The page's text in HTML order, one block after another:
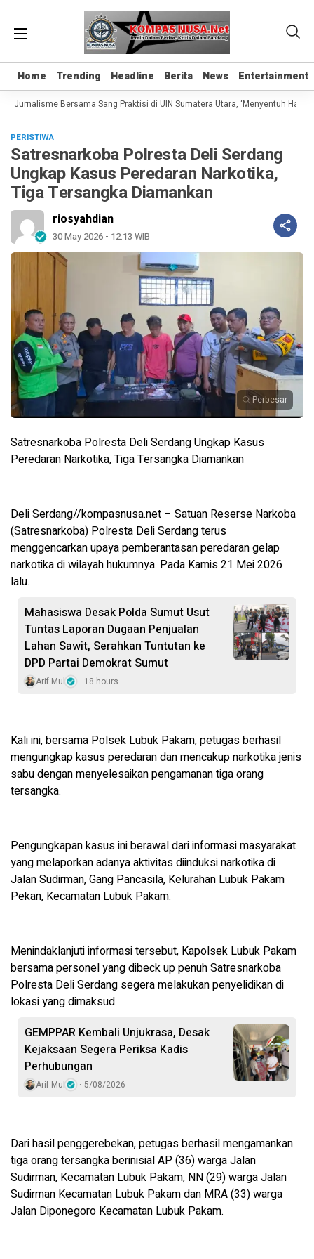
Home Trending Headline Berita News Entertainment
Home Trending Headline Berita News Entertainment
Jurnalisme Bersama Sang Praktisi di UIN Sumatera Utara, ‘Menyentuh Hati
PERISTIWA
Satresnarkoba Polresta Deli Serdang
Ungkap Kasus Peredaran Narkotika,
Tiga Tersangka Diamankan
riosyahdian
30 May 2026 - 12:13 WIB
Perbesar
Satresnarkoba Polresta Deli Serdang Ungkap Kasus
Peredaran Narkotika, Tiga Tersangka Diamankan
Deli Serdang//kompasnusa.net – Satuan Reserse Narkoba
(Satresnarkoba) Polresta Deli Serdang terus
menggencarkan upaya pemberantasan peredaran gelap
narkotika di wilayah hukumnya. Pada Kamis 21 Mei 2026
lalu.
Mahasiswa Desak Polda Sumut Usut
Tuntas Laporan Dugaan Penjualan
Lahan Sawit, Serahkan Tuntutan ke
DPD Partai Demokrat Sumut
Arif Mul 18 hours
Kali ini, bersama Polsek Lubuk Pakam, petugas berhasil
mengungkap kasus peredaran dan mencakup narkotika jenis
sabu dengan menyelesaikan pengamanan tiga orang
tersangka.
Pengungkapan kasus ini berawal dari informasi masyarakat
yang melaporkan adanya aktivitas diinduksi narkotika di
Jalan Sudirman, Gang Pancasila, Kelurahan Lubuk Pakam
Pekan, Kecamatan Lubuk Pakam.
Menindaklanjuti informasi tersebut, Kapolsek Lubuk Pakam
bersama personel yang dibeck up penuh Satresnarkoba
Polresta Deli Serdang segera melakukan penyelidikan di
lokasi yang dimaksud.
GEMPPAR Kembali Unjukrasa, Desak
Kejaksaan Segera Periksa Kadis
Perhubungan
Arif Mul 5/08/2026
Dari hasil penggerebekan, petugas berhasil mengamankan
tiga orang tersangka berinisial AP (36) warga Jalan
Sudirman, Kecamatan Lubuk Pakam, NN (29) warga Jalan
Sudirman Kecamatan Lubuk Pakam dan MRA (33) warga
Jalan Diponegoro Kecamatan Lubuk Pakam.